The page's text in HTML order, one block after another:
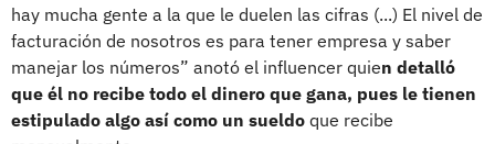
hay mucha gente a la que le duelen las cifras (...) El nivel de
facturación de nosotros es para tener empresa y saber
manejar los números” anotó el influencer quien detalló
que él no recibe todo el dinero que gana, pues le tienen
estipulado algo así como un sueldo que recibe